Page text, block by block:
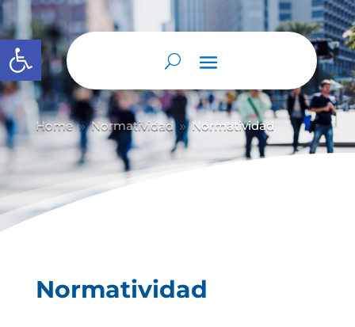
Abrir barra de herramientas
Home 9 Normatividad 9 Normatividad
Normatividad